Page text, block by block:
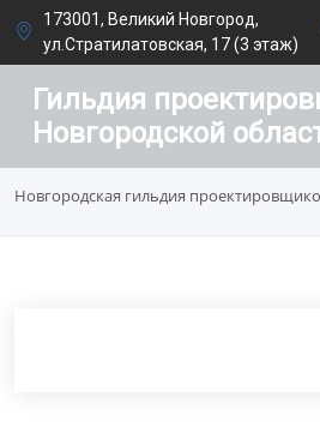
173001, Великий Новгород,
ул.Стратилатовская, 17 (3 этаж)
Гильдия
Новгородской
Новгородская гильдия